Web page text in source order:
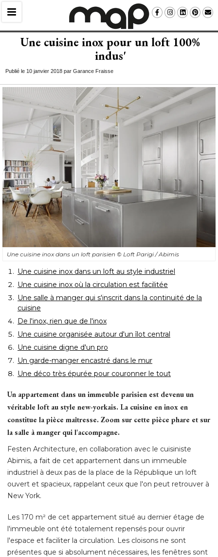
Une cuisine inox pour un loft 100%
indus'
Publié le 10 janvier 2018 par Garance Fraisse
Une cuisine inox dans un loft parisien © Loft Parigi / Abimis
Une cuisine inox dans un loft au style industriel
Une cuisine inox où la circulation est facilitée
Une salle à manger qui s'inscrit dans la continuité de la
cuisine
De l'inox, rien que de l'inox
Une cuisine organisée autour d'un îlot central
Une cuisine digne d'un pro
Un garde-manger encastré dans le mur
Une déco très épurée pour couronner le tout
Un appartement dans un immeuble parisien est devenu un
véritable loft au style new-yorkais. La cuisine en inox en
constitue la pièce maîtresse. Zoom sur cette pièce phare et sur
la salle à manger qui l'accompagne.
Festen Architecture, en collaboration avec le cuisiniste
Abimis, a fait de cet appartement dans un immeuble
industriel à deux pas de la place de la République un loft
ouvert et spacieux, rappelant ceux que l'on peut retrouver à
New York.
Les 170 m² de cet appartement situé au dernier étage de
l'immeuble ont été totalement repensés pour ouvrir
l'espace et faciliter la circulation. Les cloisons ne sont
présentes que si absolument nécessaires, les fenêtres sont